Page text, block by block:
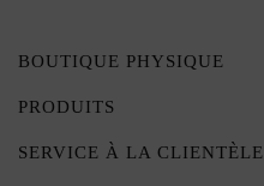
BOUTIQUE PHYSIQUE
PRODUITS
SERVICE À LA CLIENTÈLE